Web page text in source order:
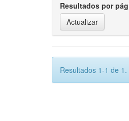
Resultados por
Resultados 1-1 de 1.